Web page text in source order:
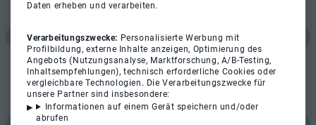
Daten erheben und verarbeiten.
Verarbeitungszwecke: Personalisierte Werbung mit
Profilbildung, externe Inhalte anzeigen, Optimierung des
Angebots (Nutzungsanalyse, Marktforschung, A/B-Testing,
Inhaltsempfehlungen), technisch erforderliche Cookies oder
vergleichbare Technologien. Die Verarbeitungszwecke für
unsere Partner sind insbesondere:
Informationen auf einem Gerät speichern und/oder
abrufen